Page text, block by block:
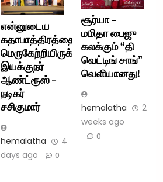
என்னுடைய
கதாபாத்திரத்தை
மெருகேற்றியிருக்கிறார்
இயக்குநர்
ஆண்ட்ரூஸ் –
நடிகர்
சசிகுமார்
hemalatha
4
days ago
0
சூர்யா –
மமிதா பைஜு
கலக்கும் “தி
வெட்டிங் சாங்”
வெளியானது!
hemalatha
2
weeks ago
0